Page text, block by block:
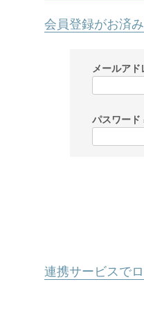
会員登録がお済
メールアド
パスワード
連携サービスで